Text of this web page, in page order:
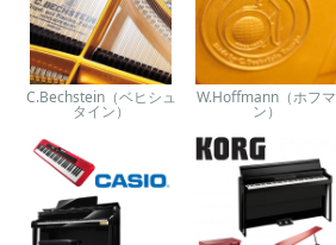
C.Bechstein（ベヒシュ
タイン）
W.Hoffmann（ホフマ
ン）